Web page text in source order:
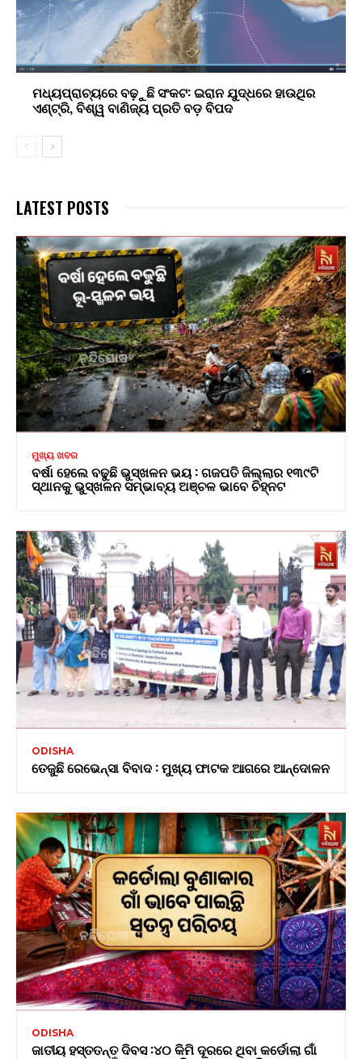
ମଧ୍ୟପ୍ରାଚ୍ୟରେ ବଢ଼ୁଛି ସଂକଟ: ଇରାନ ଯୁଦ୍ଧରେ ହାଉଥିର
ଏଣ୍ଟ୍ରି, ବିଶ୍ୱ ବାଣିଜ୍ୟ ପ୍ରତି ବଡ଼ ବିପଦ
LATEST POSTS
ମୁଖ୍ୟ ଖବର
ବର୍ଷା ହେଲେ ବଢୁଛି ଭୁସ୍ଖଳନ ଭୟ : ଗଜପତି ଜିଲ୍ଲାର ୧୩୯ଟି
ସ୍ଥାନକୁ ଭୁସ୍ଖଳନ ସମ୍ଭାବ୍ୟ ଅଞ୍ଚଳ ଭାବେ ଚିହ୍ନଟ
ODISHA
ତେଜୁଛି ରେଭେନ୍ସା ବିବାଦ : ମୁଖ୍ୟ ଫାଟକ ଆଗରେ ଆନ୍ଦୋଳନ
ODISHA
ଜାତୀୟ ହସ୍ତତନ୍ତ ଦିବସ :୪୦ କିମି ଦୂରରେ ଥିବା କର୍ଡୋଲା ଗାଁ